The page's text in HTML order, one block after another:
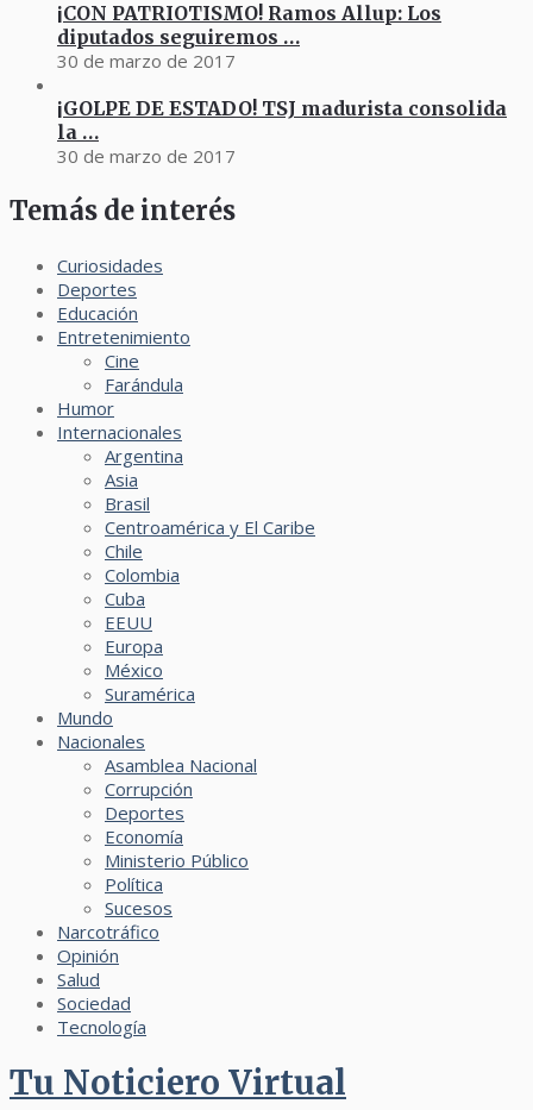
¡CON PATRIOTISMO! Ramos Allup: Los
diputados seguiremos …
30 de marzo de 2017
¡GOLPE DE ESTADO! TSJ madurista consolida
la …
30 de marzo de 2017
Temás de interés
Curiosidades
Deportes
Educación
Entretenimiento
Cine
Farándula
Humor
Internacionales
Argentina
Asia
Brasil
Centroamérica y El Caribe
Chile
Colombia
Cuba
EEUU
Europa
México
Suramérica
Mundo
Nacionales
Asamblea Nacional
Corrupción
Deportes
Economía
Ministerio Público
Política
Sucesos
Narcotráfico
Opinión
Salud
Sociedad
Tecnología
Tu Noticiero Virtual